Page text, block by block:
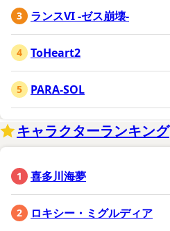
ランスVI -ゼス崩壊-
ToHeart2
PARA-SOL
キャラクターランキング
喜多川海夢
ロキシー・ミグルディア